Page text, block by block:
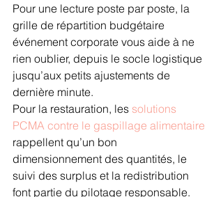
Pour une lecture poste par poste, la
grille de répartition budgétaire
événement corporate vous aide à ne
rien oublier, depuis le socle logistique
jusqu’aux petits ajustements de
dernière minute.
Pour la restauration, les solutions
PCMA contre le gaspillage alimentaire
rappellent qu’un bon
dimensionnement des quantités, le
suivi des surplus et la redistribution
font partie du pilotage responsable.